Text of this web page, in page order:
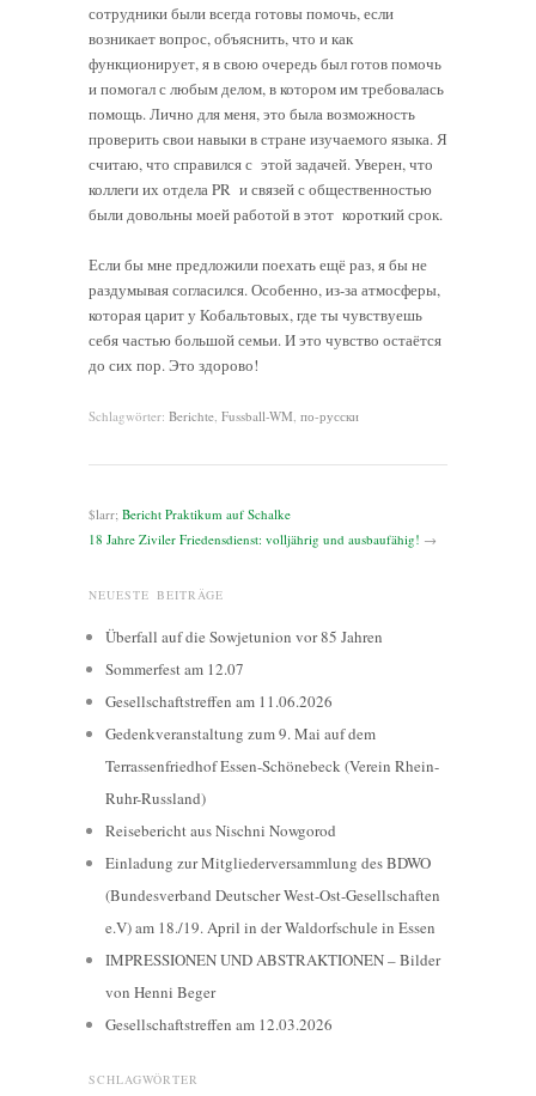
сотрудники были всегда готовы помочь, если
возникает вопрос, объяснить, что и как
функционирует, я в свою очередь был готов помочь
и помогал с любым делом, в котором им требовалась
помощь. Лично для меня, это была возможность
проверить свои навыки в стране изучаемого языка. Я
считаю, что справился с этой задачей. Уверен, что
коллеги их отдела PR и связей с общественностью
были довольны моей работой в этот короткий срок.
Если бы мне предложили поехать ещё раз, я бы не
раздумывая согласился. Особенно, из-за атмосферы,
которая царит у Кобальтовых, где ты чувствуешь
себя частью большой семьи. И это чувство остаётся
до сих пор. Это здорово!
Schlagwörter: Berichte Fussball-WM по-русски
$larr; Bericht Praktikum auf Schalke
18 Jahre Ziviler Friedensdienst: volljährig und ausbaufähig! →
NEUESTE BEITRÄGE
Überfall auf die Sowjetunion vor 85 Jahren
Sommerfest am 12.07
Gesellschaftstreffen am 11.06.2026
Gedenkveranstaltung zum 9. Mai auf dem
Terrassenfriedhof Essen-Schönebeck (Verein Rhein-
Ruhr-Russland)
Reisebericht aus Nischni Nowgorod
Einladung zur Mitgliederversammlung des BDWO
(Bundesverband Deutscher West-Ost-Gesellschaften
e.V) am 18./19. April in der Waldorfschule in Essen
IMPRESSIONEN UND ABSTRAKTIONEN – Bilder
von Henni Beger
Gesellschaftstreffen am 12.03.2026
SCHLAGWÖRTER